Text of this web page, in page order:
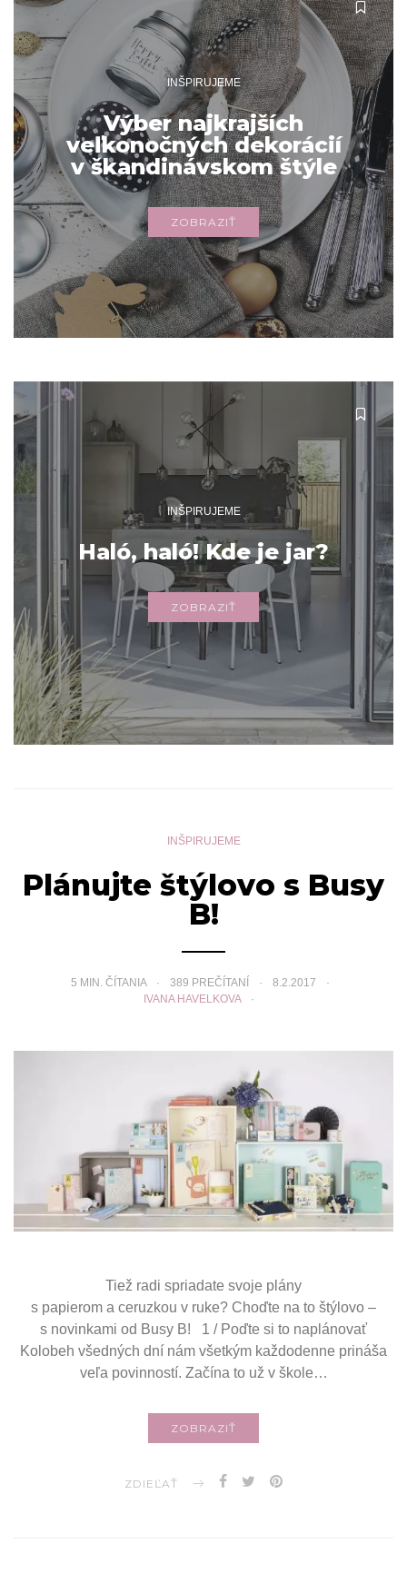
INŠPIRUJEME
Výber najkrajších
veľkonočných dekorácií
v škandinávskom štýle
ZOBRAZIŤ
INŠPIRUJEME
Haló, haló! Kde je jar?
ZOBRAZIŤ
INŠPIRUJEME
Plánujte štýlovo s Busy
B!
5 MIN. ČÍTANIA 389 PREČÍTANÍ
8.2.2017
IVANA HAVELKOVA
Tiež radi spriadate svoje plány
s papierom a ceruzkou v ruke? Choďte na to štýlovo –
s novinkami od Busy B! 1 / Poďte si to naplánovať
Kolobeh všedných dní nám všetkým každodenne prináša
veľa povinností. Začína to už v škole…
ZOBRAZIŤ
ZDIEĽAŤ